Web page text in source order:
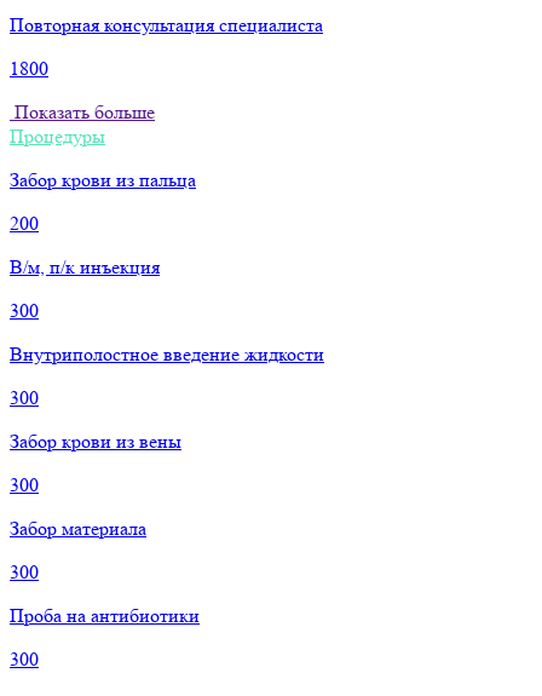
Повторная консультация специалиста
1800
Показать больше
Процедуры
Забор крови из пальца
200
В/м, п/к инъекция
300
Внутриполостное введение жидкости
300
Забор крови из вены
300
Забор материала
300
Проба на антибиотики
300